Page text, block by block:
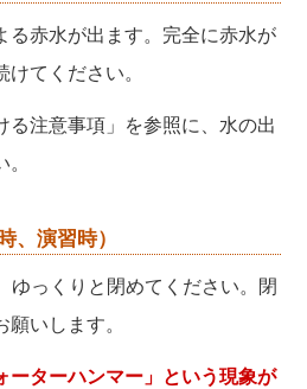
る赤水が出ます。完全に赤水が
てください。
る注意事項」を参照に、水の出
、演習時）
ゆっくりと閉めてください。閉
いします。
ーターハンマー」という現象が